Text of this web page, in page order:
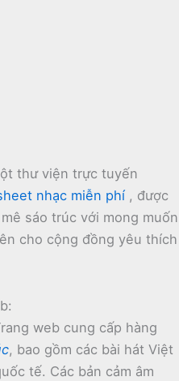
thư viện trực tuyến
nhạc miễn phí , được
sáo trúc với mong muốn
cho cộng đồng yêu thích
web cung cấp hàng
, bao gồm các bài hát Việt
tế. Các bản cảm âm